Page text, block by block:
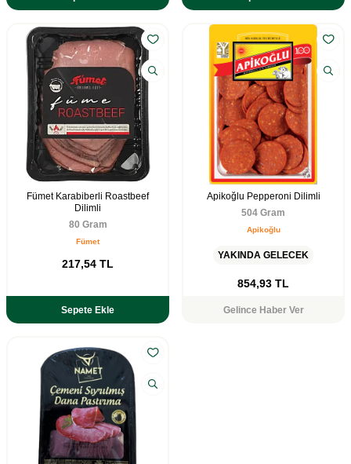
Fümet Karabiberli Roastbeef
Dilimli
80 Gram
Fümet
217,54 TL
Sepete Ekle
Apikoğlu Pepperoni Dilimli
504 Gram
Apikoğlu
YAKINDA GELECEK
854,93 TL
Gelince Haber Ver